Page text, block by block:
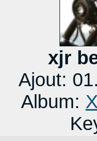
xjr
Ajout:
Album: